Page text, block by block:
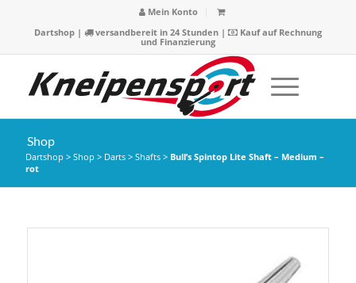
Mein Konto
Dartshop| versandbereit in 24 Stunden |
Kauf auf Rechnung
und Finanzierung
Shop
Dartshop > Shop > Darts> Shafts> Bull’s Spintop Lite Shaft – Medium –
rot